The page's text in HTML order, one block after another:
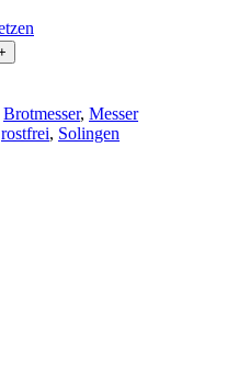
Brotmesser, Messer
rostfrei, Solingen